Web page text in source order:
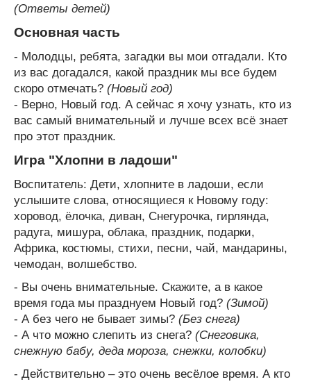
(Ответы детей)
Основная часть
- Молодцы, ребята, загадки вы мои отгадали. Кто
из вас догадался, какой праздник мы все будем
скоро отмечать? (Новый год)
- Верно, Новый год. А сейчас я хочу узнать, кто из
вас самый внимательный и лучше всех всё знает
про этот праздник.
Игра "Хлопни в ладоши"
Воспитатель: Дети, хлопните в ладоши, если
услышите слова, относящиеся к Новому году:
хоровод, ёлочка, диван, Снегурочка, гирлянда,
радуга, мишура, облака, праздник, подарки,
Африка, костюмы, стихи, песни, чай, мандарины,
чемодан, волшебство.
- Вы очень внимательные. Скажите, а в какое
время года мы празднуем Новый год? (Зимой)
- А без чего не бывает зимы? (Без снега)
- А что можно слепить из снега? (Снеговика,
снежную бабу, деда мороза, снежки, колобки)
- Действительно – это очень весёлое время. А кто